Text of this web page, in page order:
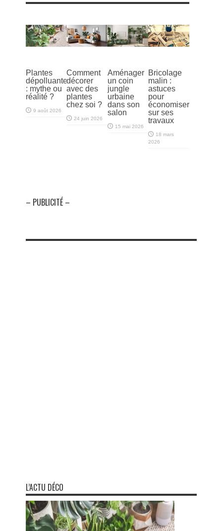
Plantes
dépolluantes
: mythe ou
réalité ?
9 août 2026
Comment
décorer
avec des
plantes
chez soi ?
24 juin 2026
Aménager
un coin
jungle
urbaine
dans son
salon
15 mai 2026
Bricolage
malin :
astuces
pour
économiser
sur ses
travaux
18 mars
2026
– PUBLICITÉ –
L’ACTU DÉCO